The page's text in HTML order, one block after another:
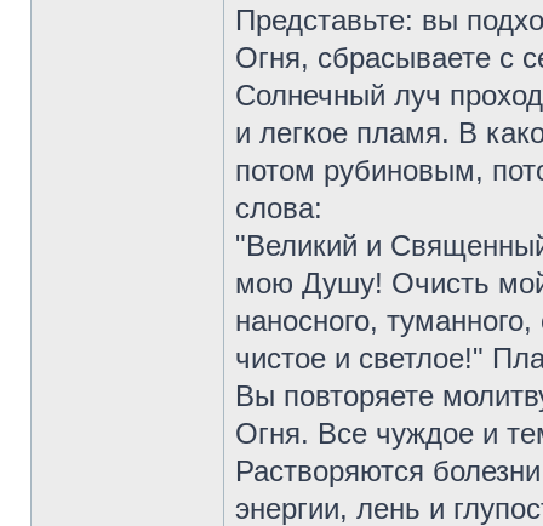
Представьте: вы
Огня, сбрасываете с
Солнечный луч
и легкое пламя. В
потом рубиновым,
слова:
"Великий и
мою Душу! Очисть мой
наносного,
чистое и светлое!"
Вы повторяете
Огня. Все чуждое и
Растворяются
энергии, лень и